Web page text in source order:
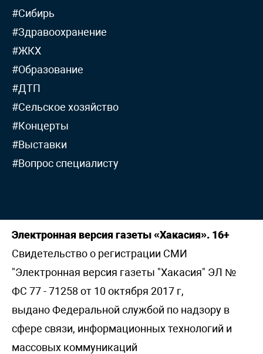
#Сибирь
#Здравоохранение
#ЖКХ
#Образование
#ДТП
#Сельское хозяйство
#Концерты
#Выставки
#Вопрос специалисту
Электронная версия газеты «Хакасия». 16+
Свидетельство о регистрации СМИ
"Электронная версия газеты "Хакасия" ЭЛ №
ФС 77 - 71258 от 10 октября 2017 г,
выдано Федеральной службой по надзору в
сфере связи, информационных технологий и
массовых коммуникаций